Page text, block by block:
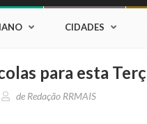
CIDADES
para esta
de Redação RRMAIS